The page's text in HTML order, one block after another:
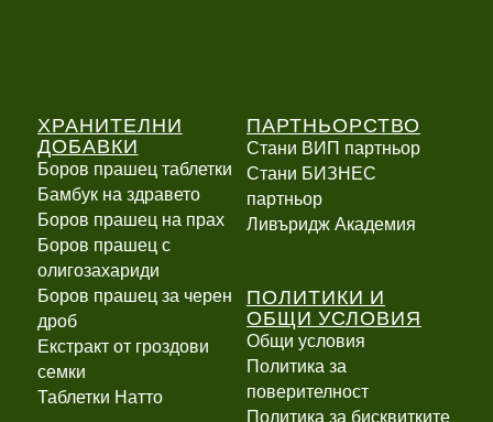
ХРАНИТЕЛНИ
ДОБАВКИ
Боров прашец таблетки
Бамбук на здравето
Боров прашец на прах
Боров прашец с
олигозахариди
Боров прашец за черен
дроб
Екстракт от гроздови
семки
Таблетки Натто
ПАРТНЬОРСТВО
Стани ВИП партньор
Стани БИЗНЕС
партньор
Ливъридж Академия
ПОЛИТИКИ И
ОБЩИ УСЛОВИЯ
Общи условия
Политика за
поверителност
Политика за бисквитките